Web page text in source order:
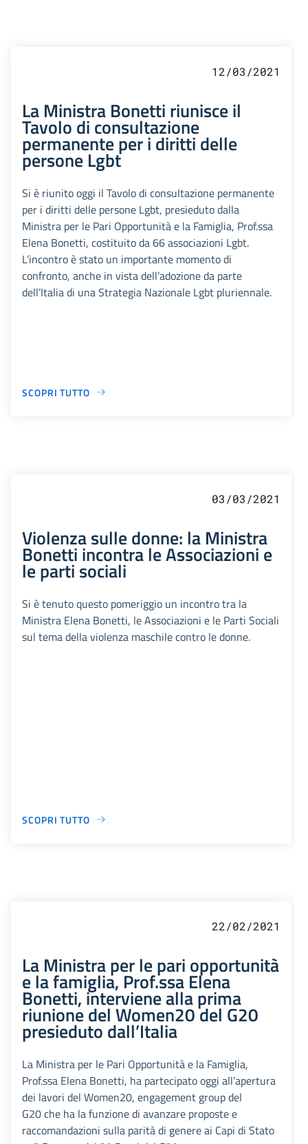
12/03/2021
La Ministra Bonetti riunisce il
Tavolo di consultazione
permanente per i diritti delle
persone Lgbt
Si è riunito oggi il Tavolo di consultazione permanente
per i diritti delle persone Lgbt, presieduto dalla
Ministra per le Pari Opportunità e la Famiglia, Prof.ssa
Elena Bonetti, costituito da 66 associazioni Lgbt.
L’incontro è stato un importante momento di
confronto, anche in vista dell’adozione da parte
dell’Italia di una Strategia Nazionale Lgbt pluriennale.
SCOPRI TUTTO
03/03/2021
Violenza sulle donne: la Ministra
Bonetti incontra le Associazioni e
le parti sociali
Si è tenuto questo pomeriggio un incontro tra la
Ministra Elena Bonetti, le Associazioni e le Parti Sociali
sul tema della violenza maschile contro le donne.
SCOPRI TUTTO
22/02/2021
La Ministra per le pari opportunità
e la famiglia, Prof.ssa Elena
Bonetti, interviene alla prima
riunione del Women20 del G20
presieduto dall’Italia
La Ministra per le Pari Opportunità e la Famiglia,
Prof.ssa Elena Bonetti, ha partecipato oggi all’apertura
dei lavori del Women20, engagement group del
G20 che ha la funzione di avanzare proposte e
raccomandazioni sulla parità di genere ai Capi di Stato